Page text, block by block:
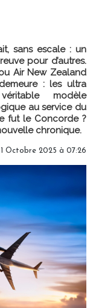
sans escale : un
pour d’autres.
Air New Zealand
: les ultra
modèle
au service du
fut le Concorde ?
chronique.
Octobre 2025 à 07:26